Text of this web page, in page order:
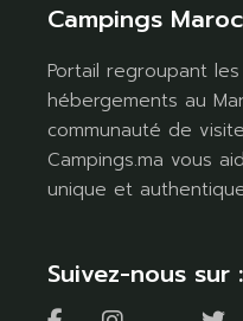
Campings Maroc
Portail regroupant
hébergements au
communauté de
Campings.ma vous
unique et
Suivez-nous sur :